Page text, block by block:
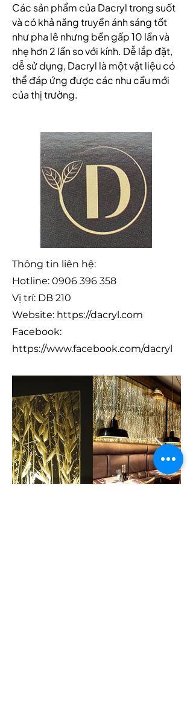
Các sản phẩm của Dacryl trong suốt
và có khả năng truyền ánh sáng tốt
như pha lê nhưng bền gấp 10 lần và
nhẹ hơn 2 lần so với kính. Dễ lắp đặt,
dễ sử dụng, Dacryl là một vật liệu có
thể đáp ứng được các nhu cầu mới
của thị trường.
Thông tin liên hệ:
Hotline: 0906 396 358
Vị trí: DB 210
Website: https://dacryl.com
Facebook:
https://www.facebook.com/dacryl